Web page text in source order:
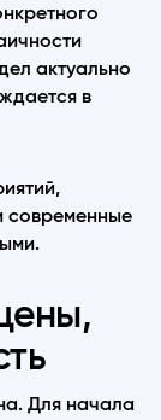
актуально
в
современные
Для начала